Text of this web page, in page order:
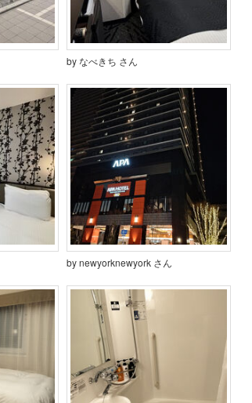
by なべきち さん
by newyorknewyork さん